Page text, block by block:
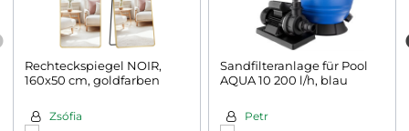
Rechteckspiegel NOIR,
160x50 cm, goldfarben
Zsófia
Sandfilteranlage für Pool
AQUA 10 200 l/h, blau
Petr